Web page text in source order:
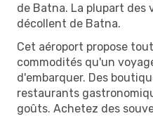
de Batna. La plupart des
décollent de Batna.
Cet aéroport propose
commodités qu'un
d'embarquer. Des
restaurants
goûts. Achetez des